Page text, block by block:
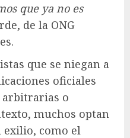
que ya no es
de la ONG
que se niegan a
oficiales
arbitrarias o
muchos optan
como el